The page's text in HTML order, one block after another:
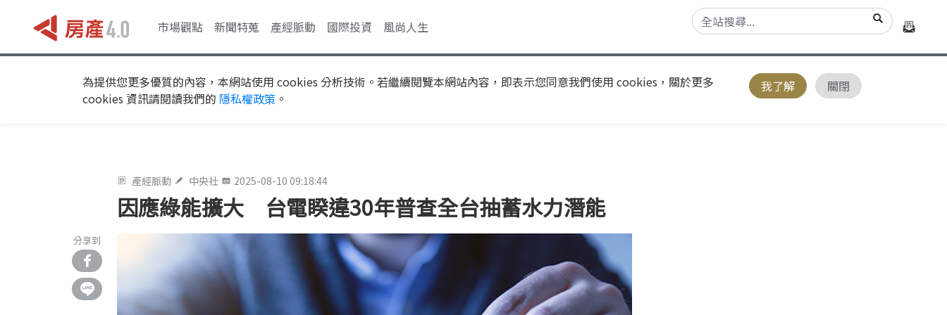
市場觀點 新聞特蒐 產經脈動 國際投資 風尚人生
為提供您更多優質的內容，本網站使用 cookies 分析技術。若繼續閱覽本網站內容，即表示您同意我們使用 cookies，關於更多
cookies 資訊請閱讀我們的 隱私權政策 。
我了解 關閉
產經脈動 中央社 2025-08-10 09:18:44
因應綠能擴大 台電睽違30年普查全台抽蓄水力潛能
分享到